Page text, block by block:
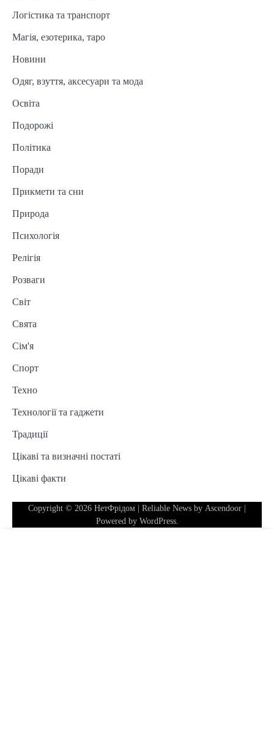
Логістика та транспорт
Магія, езотерика, таро
Новини
Одяг, взуття, аксесуари та мода
Освіта
Подорожі
Політика
Поради
Прикмети та сни
Природа
Психологія
Релігія
Розваги
Світ
Свята
Сім'я
Спорт
Техно
Технології та гаджети
Традиції
Цікаві та визначні постаті
Цікаві факти
Copyright © 2026 НетФрідом | Reliable News by Ascendoor
Powered by WordPress.